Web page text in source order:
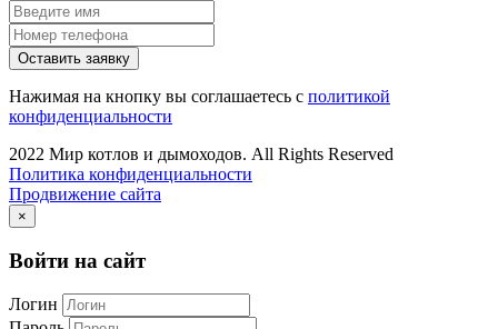
Оставить заявку
Нажимая на кнопку вы соглашаетесь с политикой
конфиденциальности
2022 Мир котлов и дымоходов. All Rights Reserved
Политика конфиденциальности
Продвижение сайта
×
Войти на сайт
Логин